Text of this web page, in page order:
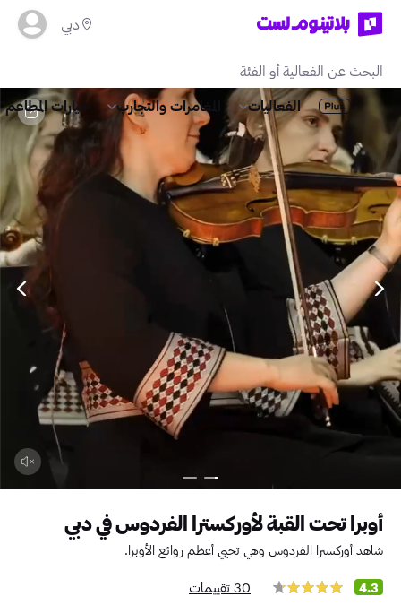
دبي
الفعاليات المغامرات والتجارب خيارات المطاعم
أوبرا تحت القبة لأوركسترا الفردوس في دبي
شاهد أوركسترا الفردوس وهي تحيي أعظم روائع الأوبرا.
4.3 30 تقييمات